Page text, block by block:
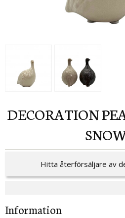
DECORATION PEARL HEN AIKO
Hitta återförsäljare av
Information